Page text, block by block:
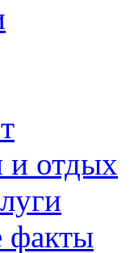
и отдых
факты